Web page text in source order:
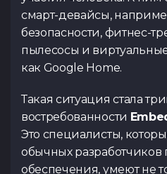
смарт-девайсы,
безопасности, фитнес-
пылесосы и
как Google Home.
Такая ситуация стала
востребованности
Это специалисты,
обычных разработчиков
обеспечения, умеют не